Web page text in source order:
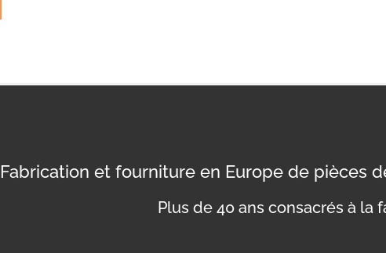
Fabrication et fourniture en Europe de pièces
Plus de 40 ans consacrés à